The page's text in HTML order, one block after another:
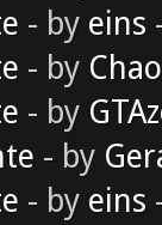
- by eins
- by
- by
- by
- by eins